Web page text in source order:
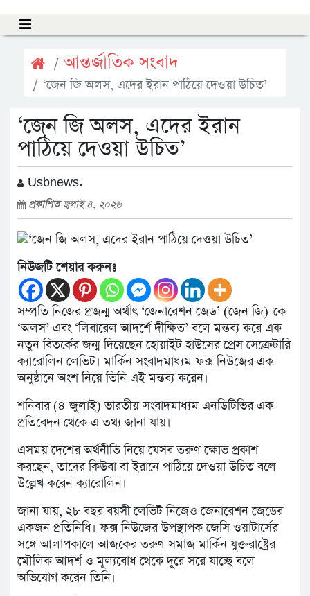
আন্তর্জাতিক সংবাদ
‘জেন জি অলস, এদের ইরান পাঠিয়ে দেওয়া উচিত’
‘জেন জি অলস, এদের ইরান
পাঠিয়ে দেওয়া উচিত’
Usbnews.
প্রকাশিতজুলাই ৪, ২০২৬
নিউজটি শেয়ার করুনঃ
সম্প্রতি নিজের প্রজন্ম অর্থাৎ ‘জেনারেশন জেড’ (জেন জি)-কে
‘অলস’ এবং ‘লিবারেল আদর্শে দীক্ষিত’ বলে মন্তব্য করে এক
নতুন বিতর্কের জন্ম দিয়েছেন হোয়াইট হাউসের প্রেস সেক্রেটারি
ক্যারোলিন লেভিট। মার্কিন সংবাদমাধ্যম ফক্স নিউজের এক
অনুষ্ঠানে অংশ নিয়ে তিনি এই মন্তব্য করেন।
শনিবার (৪ জুলাই) ভারতীয় সংবাদমাধ্যম এনডিটিভির এক
প্রতিবেদন থেকে এ তথ্য জানা যায়।
এসময় দেশের অর্থনীতি নিয়ে যেসব তরুণ ক্ষোভ প্রকাশ
করছেন, তাদের কিউবা বা ইরানে পাঠিয়ে দেওয়া উচিত বলে
উল্লেখ করেন ক্যারোলিন।
জানা যায়, ২৮ বছর বয়সী লেভিট নিজেও জেনারেশন জেডের
একজন প্রতিনিধি। ফক্স নিউজের উপস্থাপক জেসি ওয়াটার্সের
সঙ্গে আলাপকালে আজকের তরুণ সমাজ মার্কিন যুক্তরাষ্ট্রের
মৌলিক আদর্শ ও মূল্যবোধ থেকে দূরে সরে যাচ্ছে বলে
অভিযোগ করেন তিনি।